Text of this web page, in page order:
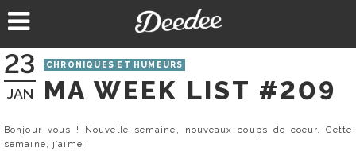
au
23
JAN
CHRONIQUES ET HUMEURS
MA WEEK LIST #209
Bonjour vous ! Nouvelle semaine, nouveaux coups de coeur. Cette
semaine, j’aime :